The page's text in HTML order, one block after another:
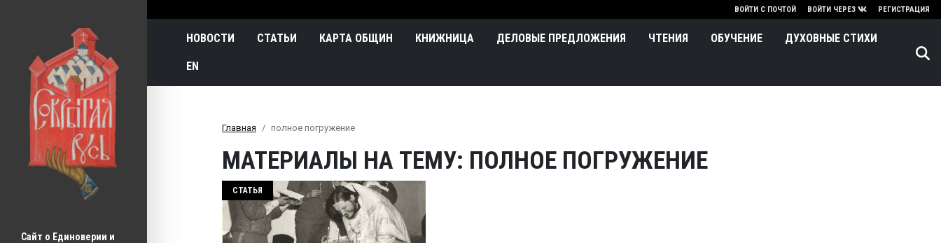
Сайт о Единоверии и
ВОЙТИ С ПОЧТОЙ ВОЙТИ ЧЕРЕЗ РЕГИСТРАЦИЯ
Main navigation
НОВОСТИ СТАТЬИ КАРТА ОБЩИН КНИЖНИЦА ДЕЛОВЫЕ ПРЕДЛОЖЕНИЯ ЧТЕНИЯ ОБУЧЕНИЕ ДУХОВНЫЕ СТИХИ
EN
Главная полное погружение
МАТЕРИАЛЫ НА ТЕМУ: ПОЛНОЕ ПОГРУЖЕНИЕ
СТАТЬЯ